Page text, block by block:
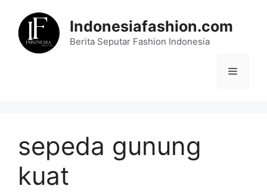
content
Indonesiafashion.com
Berita Seputar Fashion Indonesia
Menu
sepeda gunung
kuat